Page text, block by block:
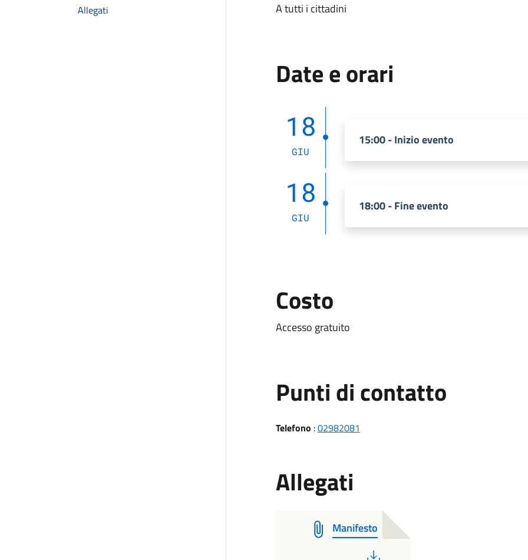
Allegati
A tutti i cittadini
Date e orari
18
GIU
15:00 - Inizio evento
18
GIU
18:00 - Fine evento
Costo
Accesso gratuito
Punti di contatto
Telefono :02982081
Allegati
Manifesto